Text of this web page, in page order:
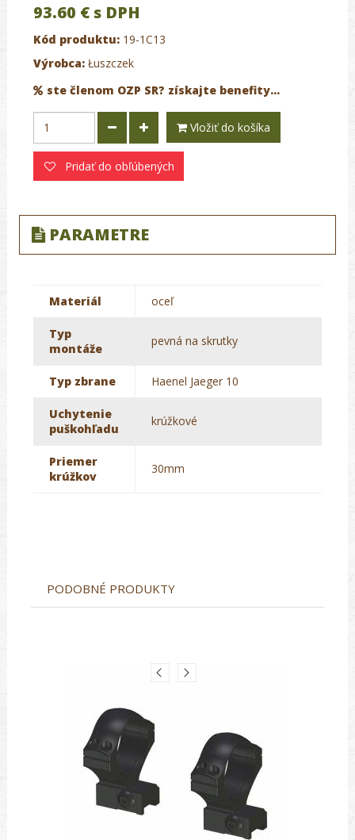
93.60 € s DPH
Kód produktu: 19-1C13
Výrobca: Łuszczek
ste členom OZP SR? získajte benefity...
Vložiť do košíka
Pridať do obľúbených
PARAMETRE
Materiál oceľ
Typ
montáže
pevná na skrutky
Typ zbrane Haenel Jaeger 10
Uchytenie
puškohľadu
krúžkové
Priemer
krúžkov
30mm
PODOBNÉ PRODUKTY